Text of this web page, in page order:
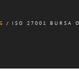
ISO 27001 BURSA